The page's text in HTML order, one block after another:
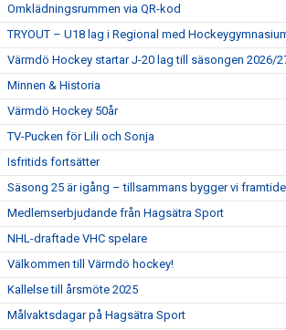
Omklädningsrummen via QR-kod
TRYOUT – U18 lag i Regional med
Värmdö Hockey startar J-20 lag till säsongen 2026/
Minnen & Historia
Värmdö Hockey 50år
TV-Pucken för Lili och Sonja
Isfritids fortsätter
Säsong 25 är igång – tillsammans bygger vi
Medlemserbjudande från Hagsätra Sport
NHL-draftade VHC spelare
Välkommen till Värmdö hockey!
Kallelse till årsmöte 2025
Målvaktsdagar på Hagsätra Sport